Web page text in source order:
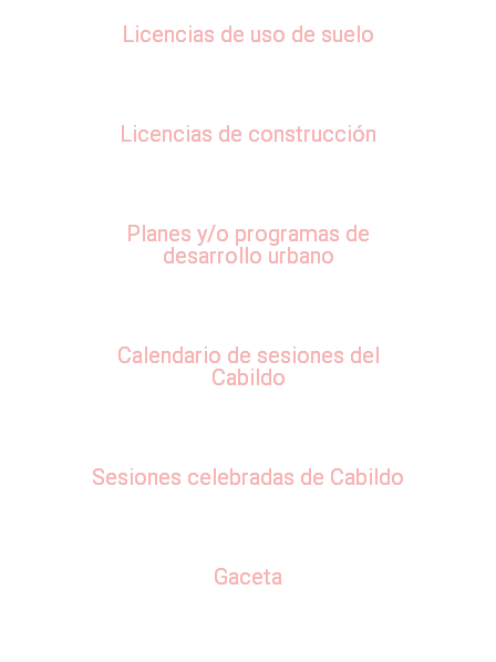
Licencias de uso de suelo
Licencias de construcción
Planes y/o programas de
desarrollo urbano
Calendario de sesiones del
Cabildo
Sesiones celebradas de Cabildo
Gaceta